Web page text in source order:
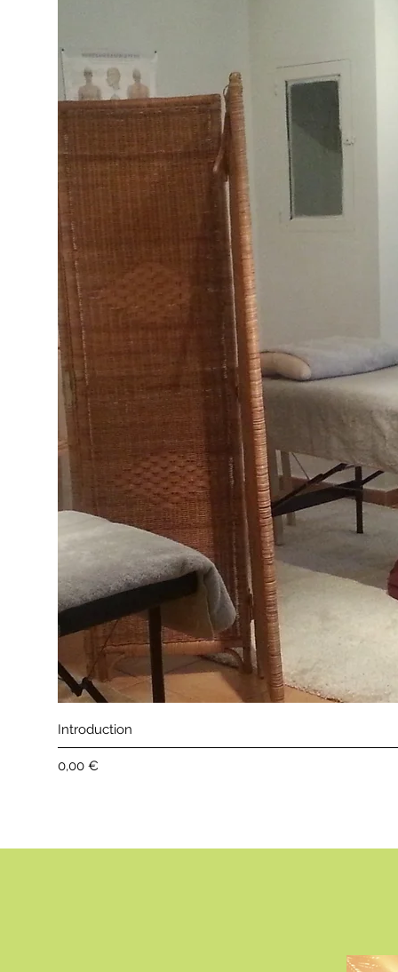
Introduction
Price
0,00 €